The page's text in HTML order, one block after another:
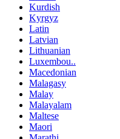
Kurdish
Kyrgyz
Latin
Latvian
Lithuanian
Luxembou..
Macedonian
Malagasy
Malay
Malayalam
Maltese
Maori